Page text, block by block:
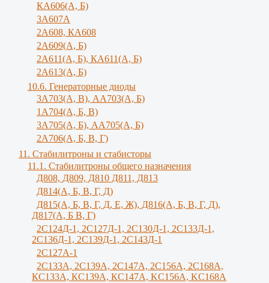
КА606(А, Б)
3А607А
2А608, КА608
2А609(А, Б)
2А611(А, Б), КА611(А, Б)
2А613(А, Б)
10.6. Генераторные диоды
3A703(A, B), АА703(А, Б)
1А704(А, Б, В)
3А705(А, Б), АА705(А, Б)
2А706(А, Б, В, Г)
11. Стабилитроны и стабисторы
11.1. Стабилитроны общего назначения
Д808, Д809, Д810 Д811, Д813
Д814(А, Б, В, Г, Д)
Д815(А, Б, В, Г, Д, Е, Ж), Д816(А, Б, В, Г, Д),
Д817(А, Б В, Г)
2С124Д-1, 2С127Д-1, 2С130Д-1, 2С133Д-1,
2С136Д-1, 2С139Д-1, 2С143Д-1
2С127А-1
2C133А, 2C139А, 2С147А, 2С156А, 2С168А,
КС133А, КС139А, КС147А, KС156A, KС168A